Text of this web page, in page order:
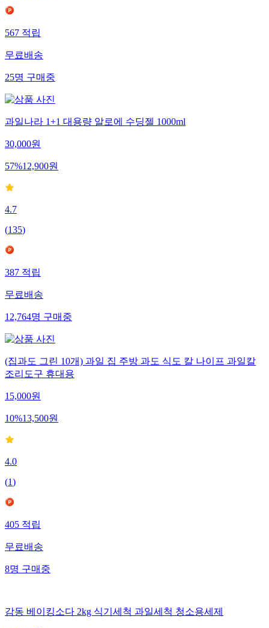
567 적립
무료배송
25명 구매중
과일나라 1+1 대용량 알로에 수딩젤 1000ml
30,000원
57%12,900원
4.7
(135)
387 적립
무료배송
12,764명 구매중
(집과도 그린 10개) 과일 집 주방 과도 식도 칼 나이프 과일칼
조리도구 휴대용
15,000원
10%13,500원
4.0
(1)
405 적립
무료배송
8명 구매중
감동 베이킹소다 2kg 식기세척 과일세척 청소용세제